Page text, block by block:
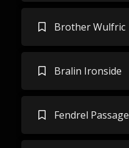
Brother Wulfric
Bralin Ironside
Fendrel Passage